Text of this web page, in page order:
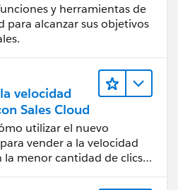
y herramientas de
para alcanzar sus objetivos
velocidad
Sales Cloud
utilizar el nuevo
vender a la velocidad
la menor cantidad de clics